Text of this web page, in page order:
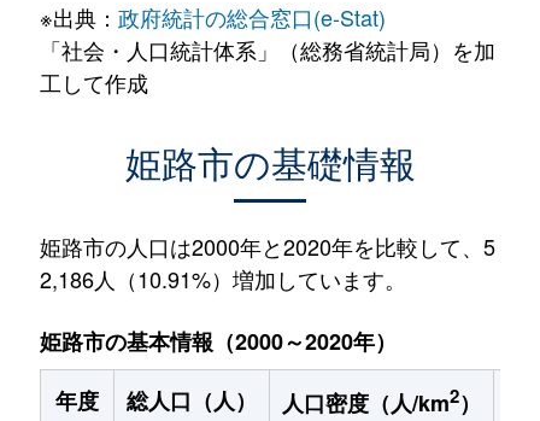
※出典： 政府統計の総合窓口(e-Stat)
「社会・人口統計体系」（総務省統計局）を加
工して作成
姫路市の基礎情報
姫路市の人口は2000年と2020年を比較して、5
2,186人（10.91%）増加しています。
姫路市の基本情報（2000～2020年）
年度
総人口（人） 人口密度（人/km2）